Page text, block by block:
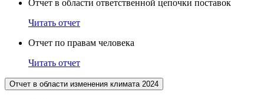
Отчет в области ответственной цепочки поставок
Читать отчет
Отчет по правам человека
Читать отчет
Отчет в области изменения климата 2024